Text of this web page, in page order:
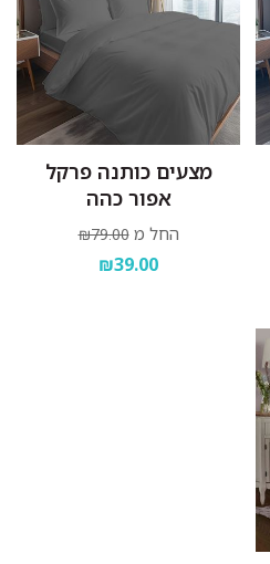
מצעים כותנה פרקל
אפור כהה
החל מ ₪79.00
₪39.00